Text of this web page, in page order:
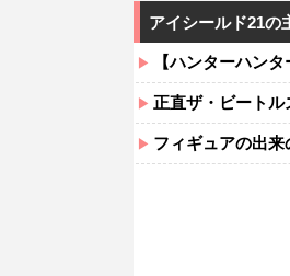
アイシールド21の
【ハンターハン
正直ザ・ビートル
フィギュアの出